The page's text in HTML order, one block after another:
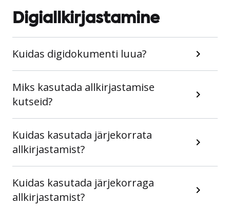
Digiallkirjastamine
Kuidas digidokumenti luua?
Miks kasutada allkirjastamise
kutseid?
Kuidas kasutada järjekorrata
allkirjastamist?
Kuidas kasutada järjekorraga
allkirjastamist?